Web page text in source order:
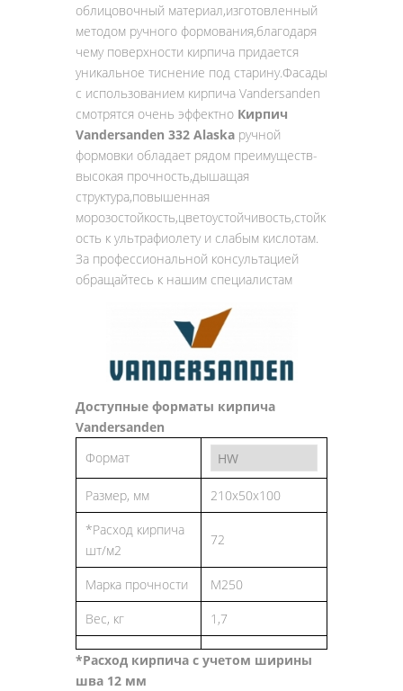
облицовочный материал,изготовленный
методом ручного формования,благодаря
чему поверхности кирпича придается
уникальное тиснение под старину.Фасады
с использованием кирпича Vandersanden
смотрятся очень эффектно Кирпич
Vandersanden 332 Alaska ручной
формовки обладает рядом преимуществ-
высокая прочность,дышащая
структура,повышенная
морозостойкость,цветоустойчивость,стойк
ость к ультрафиолету и слабым кислотам.
За профессиональной консультацией
обращайтесь к нашим специалистам
Доступные форматы кирпича
Vandersanden
Формат
Размер, мм
210x50x100
*Расход кирпича
шт/м2
72
Марка прочности
М250
Вес, кг
1,7
*Расход кирпича с учетом ширины
шва 12 мм